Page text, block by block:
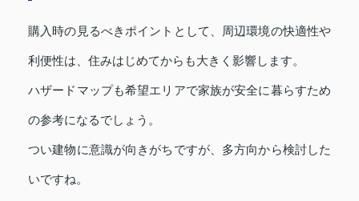
購入時の見るべきポイントとして、周辺環境の快適性や
利便性は、住みはじめてからも大きく影響します。
ハザードマップも希望エリアで家族が安全に暮らすため
の参考になるでしょう。
つい建物に意識が向きがちですが、多方向から検討した
いですね。